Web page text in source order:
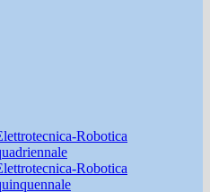
Robotica
Robotica